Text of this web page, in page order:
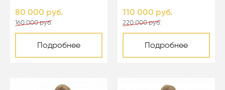
80 000 руб.
160 000 руб.
Подробнее
110 000 руб.
220 000 руб.
Подробнее